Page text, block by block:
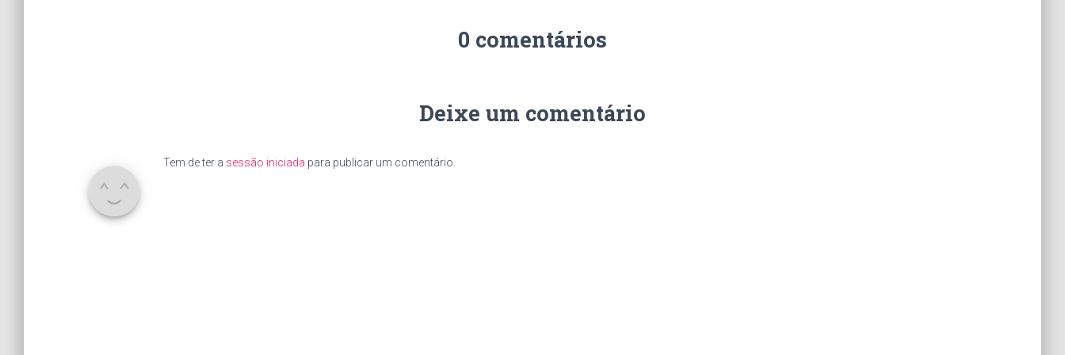
0 comentários
Deixe um comentário
Tem de ter a sessão iniciada para publicar um comentário.